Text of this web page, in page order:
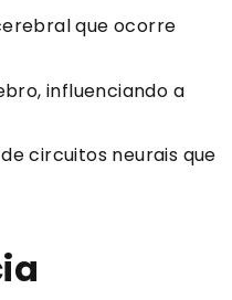
que ocorre
influenciando a
circuitos neurais que